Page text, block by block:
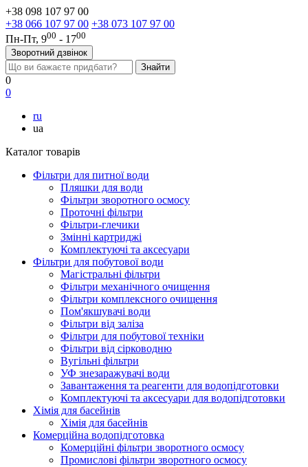
+38 098 107 97 00
+38 066 107 97 00 +38 073 107 97 00
Пн-Пт, 900 - 1700
Зворотний дзвінок
0
0
ru
ua
Каталог товарів
Фільтри для питної води
Пляшки для води
Фільтри зворотного осмосу
Проточні фільтри
Фільтри-глечики
Змінні картриджі
Комплектуючі та аксесуари
Фільтри для побутової води
Магістральні фільтри
Фільтри механічного очищення
Фільтри комплексного очищення
Пом'якшувачі води
Фільтри від заліза
Фільтри для побутової техніки
Фільтри від сірководню
Вугільні фільтри
УФ знезаражувачі води
Завантаження та реагенти для водопідготовки
Комплектуючі та аксесуари для водопідготовки
Хімія для басейнів
Хімія для басейнів
Комерційна водопідготовка
Комерційні фільтри зворотного осмосу
Промислові фільтри зворотного осмосу